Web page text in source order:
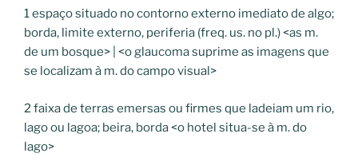
1espaço situado no contorno externo imediato de algo;
borda, limite externo, periferia (freq. us. no pl.)<as m.
de um bosque> <o glaucoma suprime as imagens que
se localizam à m.do campo visual>
2faixa de terras emersas ou firmes que ladeiam um rio,
lago ou lagoa; beira, borda<o hotel situa-se à m.do
lago>